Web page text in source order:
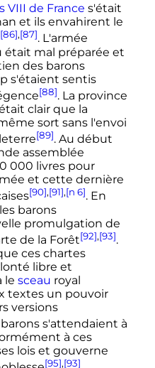
VIII de France s'était
et ils envahirent le
[86],[87]. L'armée
était mal préparée et
des barons
s'étaient sentis
[88]. La province
clair que la
sort sans l'envoi
[89]. Au début
assemblée
000 livrespour
et cette dernière
[90],[91],[n 6]. En
barons
promulgation de
de la Forêt[92],[93].
ces chartes
libre et
le sceau royal
textes un pouvoir
versions
barons s'attendaient à
à ces
lois et gouverne
[95],[93]